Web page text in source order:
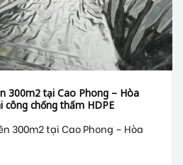
300m2 tại Cao Phong – Hòa
chống thấm HDPE
300m2 tại Cao Phong – Hòa